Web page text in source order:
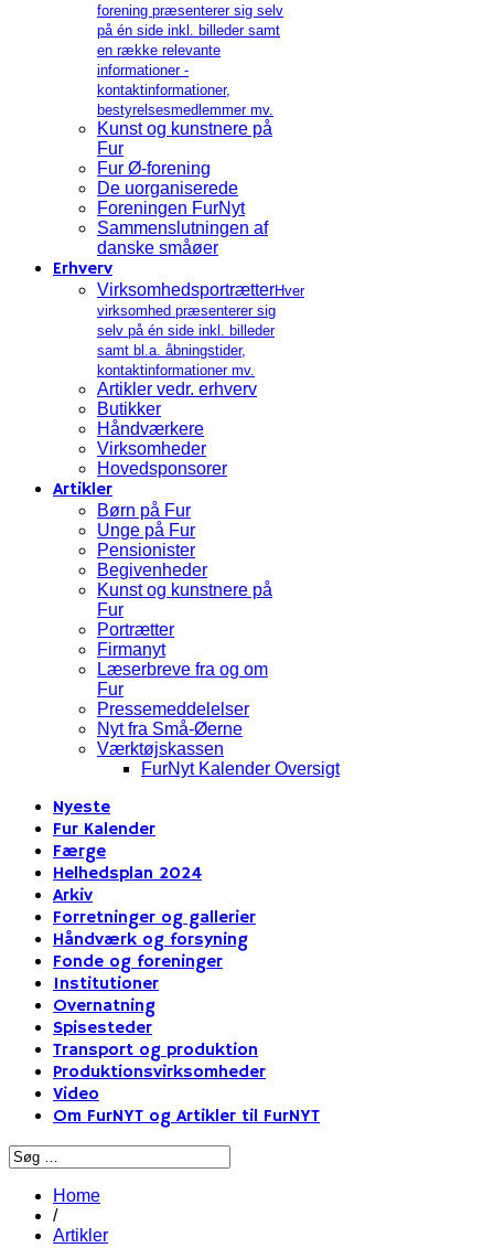
forening præsenterer sig selv
på én side inkl. billeder samt
en række relevante
informationer -
kontaktinformationer,
bestyrelsesmedlemmer mv.
Kunst og kunstnere på
Fur
Fur Ø-forening
De uorganiserede
Foreningen FurNyt
Sammenslutningen af
danske småøer
Erhverv
VirksomhedsportrætterHver
virksomhed præsenterer sig
selv på én side inkl. billeder
samt bl.a. åbningstider,
kontaktinformationer mv.
Artikler vedr. erhverv
Butikker
Håndværkere
Virksomheder
Hovedsponsorer
Artikler
Børn på Fur
Unge på Fur
Pensionister
Begivenheder
Kunst og kunstnere på
Fur
Portrætter
Firmanyt
Læserbreve fra og om
Fur
Pressemeddelelser
Nyt fra Små-Øerne
Værktøjskassen
FurNyt Kalender Oversigt
Nyeste
Fur Kalender
Færge
Helhedsplan 2024
Arkiv
Forretninger og gallerier
Håndværk og forsyning
Fonde og foreninger
Institutioner
Overnatning
Spisesteder
Transport og produktion
Produktionsvirksomheder
Video
Om FurNYT og Artikler til FurNYT
Home
/
Artikler